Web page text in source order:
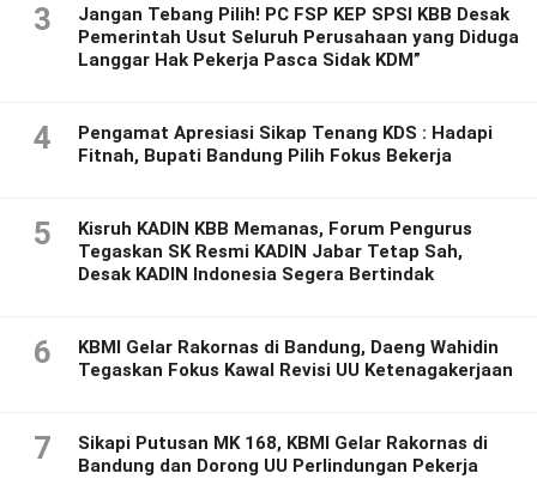
3
Jangan Tebang Pilih! PC FSP KEP SPSI KBB Desak
Pemerintah Usut Seluruh Perusahaan yang Diduga
Langgar Hak Pekerja Pasca Sidak KDM”
4
Pengamat Apresiasi Sikap Tenang KDS : Hadapi
Fitnah, Bupati Bandung Pilih Fokus Bekerja
5
Kisruh KADIN KBB Memanas, Forum Pengurus
Tegaskan SK Resmi KADIN Jabar Tetap Sah,
Desak KADIN Indonesia Segera Bertindak
6
KBMI Gelar Rakornas di Bandung, Daeng Wahidin
Tegaskan Fokus Kawal Revisi UU Ketenagakerjaan
7
Sikapi Putusan MK 168, KBMI Gelar Rakornas di
Bandung dan Dorong UU Perlindungan Pekerja